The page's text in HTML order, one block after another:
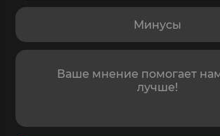
Минусы
Отзыв